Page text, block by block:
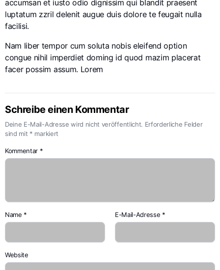
accumsan et iusto odio dignissim qui blandit praesent
luptatum zzril delenit augue duis dolore te feugait nulla
facilisi.
Nam liber tempor cum soluta nobis eleifend option
congue nihil imperdiet doming id quod mazim placerat
facer possim assum. Lorem
Schreibe einen Kommentar
Deine E-Mail-Adresse wird nicht veröffentlicht. Erforderliche Felder
sind mit * markiert
Kommentar *
Name * E-Mail-Adresse *
Website